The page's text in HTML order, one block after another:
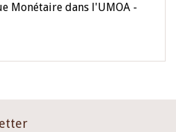
Monétaire dans l'UMOA -